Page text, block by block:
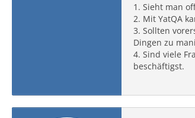
1. Sieht man
2. Mit YatQA
3. Sollten
Dingen zu
4. Sind viele
beschäftigst.